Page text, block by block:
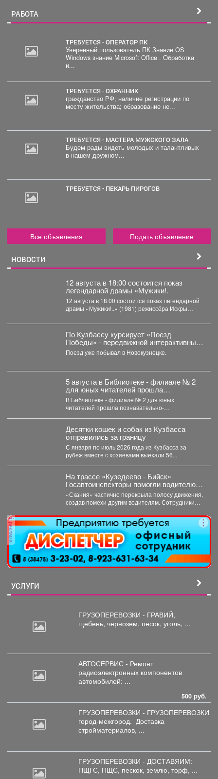
РАБОТА
ТРЕБУЕТСЯ - ОПЕРАТОР ПК
Уверенный пользователь ПК Знание OS
Windows знание Microsoft Office . Обработка
и...
ТРЕБУЕТСЯ - ОХРАННИК
гражданство РФ; наличие регистрации по
месту жительства; образование не...
ТРЕБУЕТСЯ - МАСТЕРА МУЖСКОГО ЗАЛА
Будем рады видеть молодых и талантливых
в нашем дружном...
ТРЕБУЕТСЯ - ПЕКАРЬ ПИРОГОВ
Все объявления Подать объявление
НОВОСТИ
12 августа в 18:00 состоится показ
легендарной драмы «Мужики!.
12 августа в 18:00 состоится показ легендарной
драмы «Мужики!..» (1981) режиссёра Искры
По Кузбассу курсирует «Поезд
Победы» - передвижной интерактивный
музей, рассказывающий о событиях
Великой Отечественной войны.
Поезд уже побывал в Новокузнецке.
5 августа в Библиотеке - филиале № 2
для юных читателей прошла
познавательно-развлекательная
программа к Международному дню
светофора
В Библиотеке - филиале № 2 для юных
читателей прошла познавательно-
Десятки кошек и собак из Кузбасса
отправились за границу
С января по июль 2026 года из Кузбасса за
рубеж вместе с хозяевами выехали 56...
На трассе «Кузедеево - Бийск»
Госавтоинспекторы помогли водителю
застрявшего в кювете грузовика.
«Скания» частично перекрыла полосу движения,
создав помехи другим водителям. Сотрудники
реклама
УСЛУГИ
ГРУЗОПЕРЕВОЗКИ - ГРАВИЙ,
щебень, чернозем, песок, уголь, ...
АВТОСЕРВИС - Ремонт
радиоэлектронных компонентов
автомобилей: ...
500 руб.
ГРУЗОПЕРЕВОЗКИ - ГРУЗОПЕРЕВОЗКИ
город-межгород. Доставка
стройматериалов, ...
ГРУЗОПЕРЕВОЗКИ - ДОСТАВЯИМ:
ПЩГС, ПЩС, пескок, землю, торф, ...